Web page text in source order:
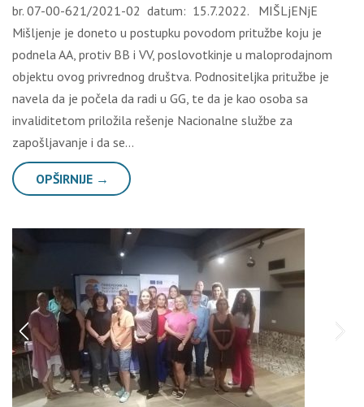
br. 07-00-621/2021-02 datum: 15.7.2022. MIŠLjENjE
Mišljenje je doneto u postupku povodom pritužbe koju je
podnela AA, protiv BB i VV, poslovotkinje u maloprodajnom
objektu ovog privrednog društva. Podnositeljka pritužbe je
navela da je počela da radi u GG, te da je kao osoba sa
invaliditetom priložila rešenje Nacionalne službe za
zapošljavanje i da se…
OPŠIRNIJE →